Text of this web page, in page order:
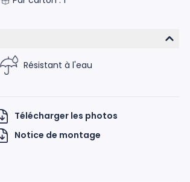
Résistant à l'eau
Télécharger les photos
Notice de montage